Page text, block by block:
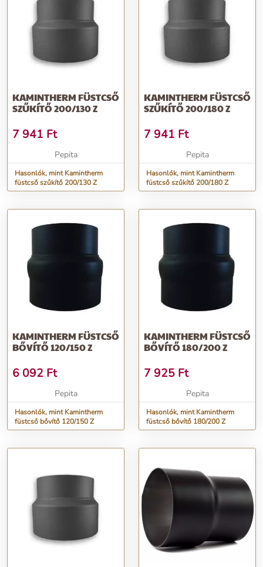
KAMINTHERM FÜSTCSŐ
SZŰKÍTŐ 200/130 Z
7 941 Ft
Pepita
Hasonlók, mint Kamintherm
füstcső szűkítő 200/130 Z
KAMINTHERM FÜSTCSŐ
SZŰKÍTŐ 200/180 Z
7 941 Ft
Pepita
Hasonlók, mint Kamintherm
füstcső szűkítő 200/180 Z
KAMINTHERM FÜSTCSŐ
BŐVÍTŐ 120/150 Z
6 092 Ft
Pepita
Hasonlók, mint Kamintherm
füstcső bővítő 120/150 Z
KAMINTHERM FÜSTCSŐ
BŐVÍTŐ 180/200 Z
7 925 Ft
Pepita
Hasonlók, mint Kamintherm
füstcső bővítő 180/200 Z